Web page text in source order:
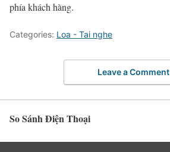
phía khách hàng.
Categories: Loa - Tai nghe
Leave a Comment
So Sánh Điện Thoại